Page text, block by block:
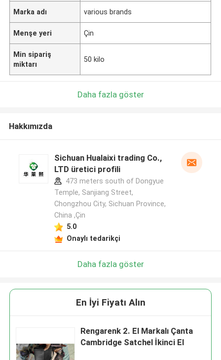
Marka adı various brands
Menşe yeri Çin
Min sipariş
miktarı
50 kilo
Daha fazla göster
Hakkımızda
Sichuan Hualaixi trading Co.,
LTD üretici profili
473 meters south of Dongyue
Temple, Sanjiang Street,
Chongzhou City, Sichuan Province,
China ,Çin
5.0
Onaylı tedarikçi
Daha fazla göster
En İyi Fiyatı Alın
Rengarenk 2. El Markalı Çanta
Cambridge Satchel İkinci El